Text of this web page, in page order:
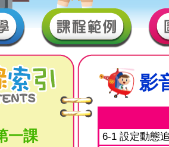
一課
影
6-1 設定動態